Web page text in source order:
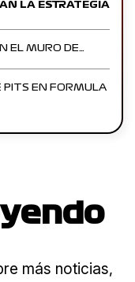
LA ESTRATEGIA
EL MURO DE…
PITS EN FORMULA
más noticias,